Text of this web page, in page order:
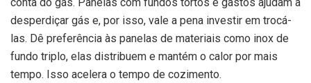
desperdiçar gás e, por isso, vale a pena investir em trocá-
las. Dê preferência às panelas de materiais como inox de
fundo triplo, elas distribuem e mantém o calor por mais
tempo. Isso acelera o tempo de cozimento.